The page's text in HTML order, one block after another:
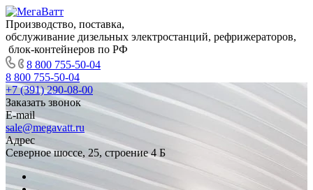
Производство, поставка,
обслуживание дизельных электростанций, рефрижераторов,
блок-контейнеров по РФ
8 800 755-50-04
8 800 755-50-04
+7 (391) 290-08-00
Заказать звонок
E-mail
sale@megavatt.ru
Адрес
Северное шоссе, 25, строение 4 Б